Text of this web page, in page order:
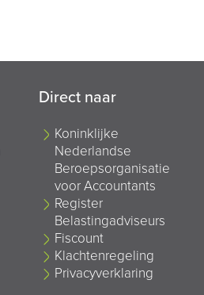
Direct naar
Koninklijke
Nederlandse
Beroepsorganisatie
voor Accountants
Register
Belastingadviseurs
Fiscount
Klachtenregeling
Privacyverklaring